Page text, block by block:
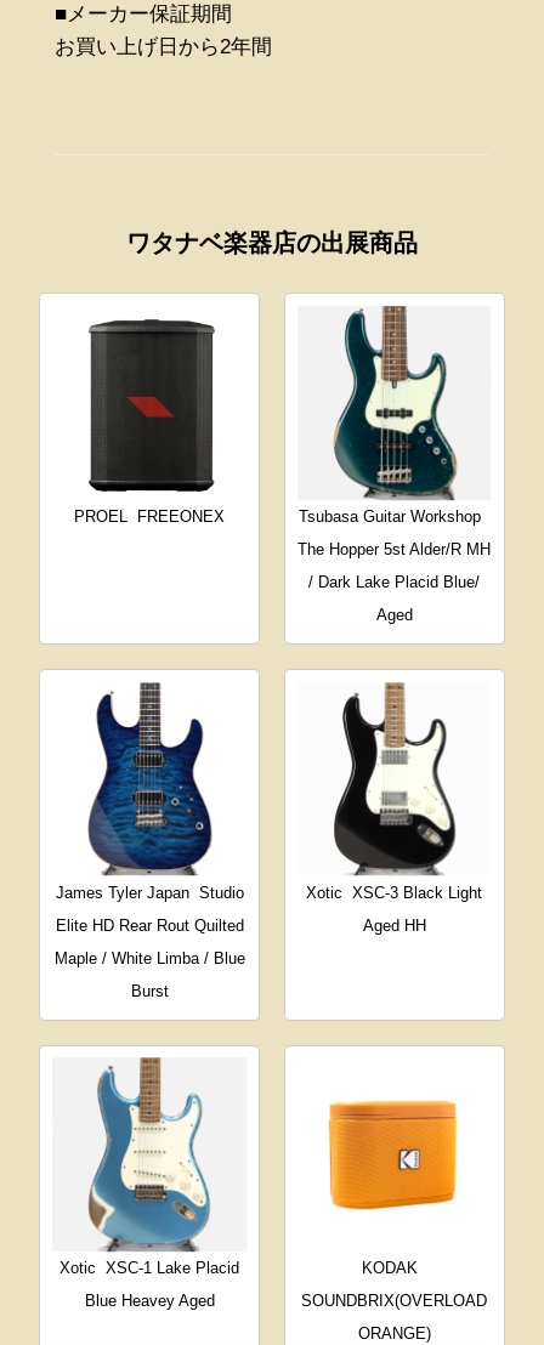
■メーカー保証期間
お買い上げ日から2年間
ワタナベ楽器店の出展商品
PROEL FREEONEX
Tsubasa Guitar Workshop
The Hopper 5st Alder/R MH
/ Dark Lake Placid Blue/
Aged
James Tyler Japan Studio
Elite HD Rear Rout Quilted
Maple / White Limba / Blue
Burst
Xotic
XSC-3 Black Light
Aged HH
Xotic
XSC-1 Lake Placid
Blue Heavey Aged
KODAK
SOUNDBRIX(OVERLOAD
ORANGE)